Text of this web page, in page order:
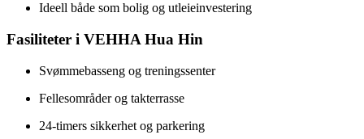
Ideell både som bolig og utleieinvestering
Fasiliteter i VEHHA Hua Hin
Svømmebasseng og treningssenter
Fellesområder og takterrasse
24-timers sikkerhet og parkering